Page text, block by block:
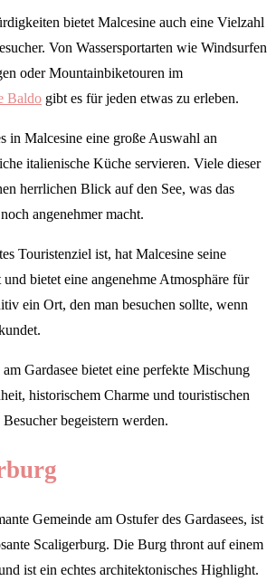
bietet Malcesine auch eine Vielzahl
Von Wassersportarten wie Windsurfen
oder Mountainbiketouren im
Baldo gibt es für jeden etwas zu erleben.
in Malcesine eine große Auswahl an
italienische Küche servieren. Viele dieser
herrlichen Blick auf den See, was das
angenehmer macht.
Touristenziel ist, hat Malcesine seine
bietet eine angenehme Atmosphäre für
ein Ort, den man besuchen sollte, wenn
Gardasee bietet eine perfekte Mischung
historischem Charme und touristischen
begeistern werden.
Gemeinde am Ostufer des Gardasees, ist
Scaligerburg. Die Burg thront auf einem
ist ein echtes architektonisches Highlight.